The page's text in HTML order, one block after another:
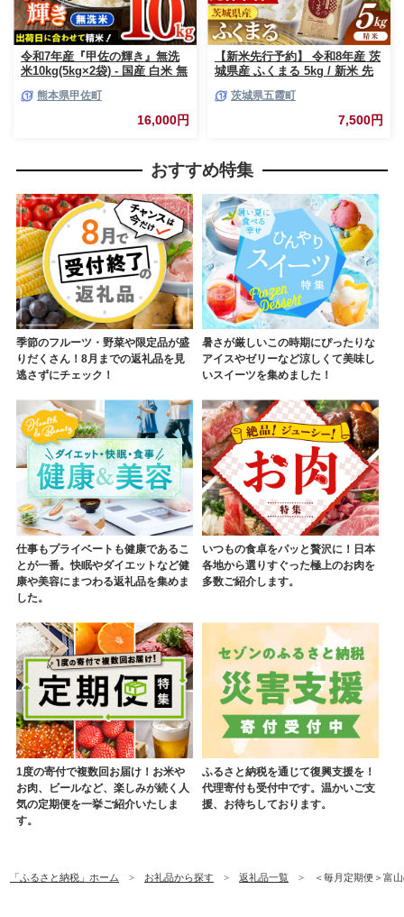
令和7年産『甲佐の輝き』無洗
米10kg(5kg×2袋) - 国産 白米 無
米 訳あり 厳選 マイスター 生活
応援 ひのひかり 森のくまさん
おすすめ 熊本県 甲佐町【価格
熊本県甲佐町
16,000円
【新米先行予約】 令和8年産 茨
城県産 ふくまる 5kg / 新米 先
精米 特A米 特A 特A評価 旨味
安心 美味しい 茨城県 五霞町
茨城県五霞町
7,500円
おすすめ特集
季節のフルーツ・野菜や限定品が盛
りだくさん！8月までの返礼品を見
逃さずにチェック！
暑さが厳しいこの時期にぴったりな
アイスやゼリーなど涼しくて美味し
いスイーツを集めました！
仕事もプライベートも健康であるこ
とが一番。快眠やダイエットなど健
康や美容にまつわる返礼品を集めま
した。
いつもの食卓をパッと贅沢に！日本
各地から選りすぐった極上のお肉を
多数ご紹介します。
1度の寄付で複数回お届け！お米や
お肉、ビールなど、楽しみが続く人
気の定期便を一挙ご紹介いたしま
す。
ふるさと納税を通じて復興支援を！
代理寄付も受付中です。温かいご支
援、お待ちしております。
「ふるさと納税」ホーム お礼品から探す 返礼品一覧 ＜毎月定期便＞富